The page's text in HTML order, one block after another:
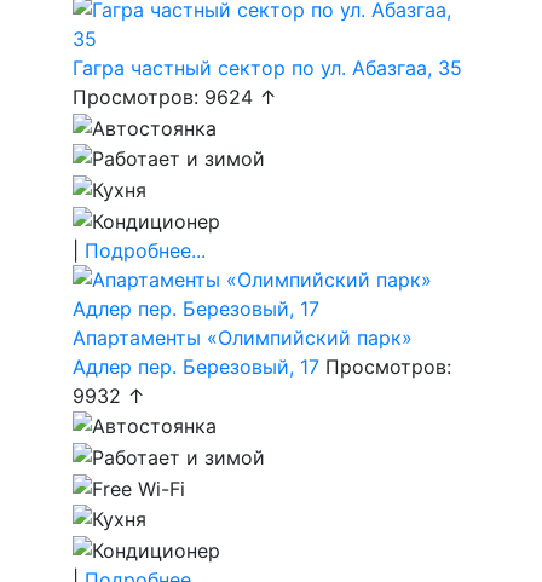
Гагра частный сектор по ул. Абазгаа, 35
Просмотров: 9624 ↑
Подробнее...
Апартаменты «Олимпийский парк»
Адлер пер. Березовый, 17 Просмотров:
9932 ↑